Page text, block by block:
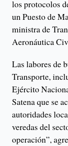
los protocolos
un Puesto de
ministra de
Aeronáutica
Las labores de
Transporte,
Ejército
Satena que se
autoridades
veredas del
operación”,